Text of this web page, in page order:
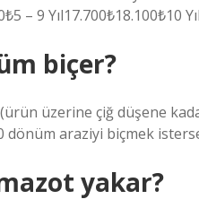
– 9 Yıl17.700₺18.100₺10
biçer?
üzerine çiğ düşene
araziyi biçmek
yakar?